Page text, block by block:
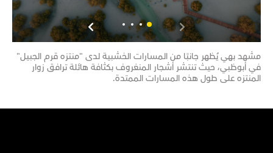
مشهد بهي يُظهر جانبًا من المسارات الخشبية لدى "منتزه قرم الجبيل"
في أبوظبي، حيث تنتشر أشجار المنغروف بكثافة هائلة ترافق زوار
المنتزه على طول هذه المسارات الممتدة.